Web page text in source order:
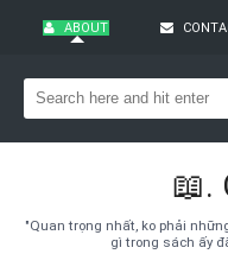
ABOUT
📖.
"Quan trọng nhất, ko phải
gì trong sách ấy
Bạn
Theo
Hãy đăng kí theo dõi